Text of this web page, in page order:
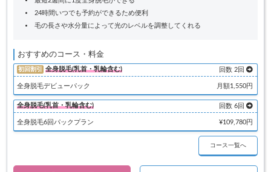
24時間いつでも予約ができるため便利
毛の長さや水分量によって光のレベルを調整してくれる
おすすめのコース・料金
初回割引 全身脱毛(乳首・乳輪含む) 回数 2回
全身脱毛デビューパック 月額1,550円
全身脱毛(乳首・乳輪含む) 回数 6回
全身脱毛6回パックプラン ¥109,780円
コース一覧へ